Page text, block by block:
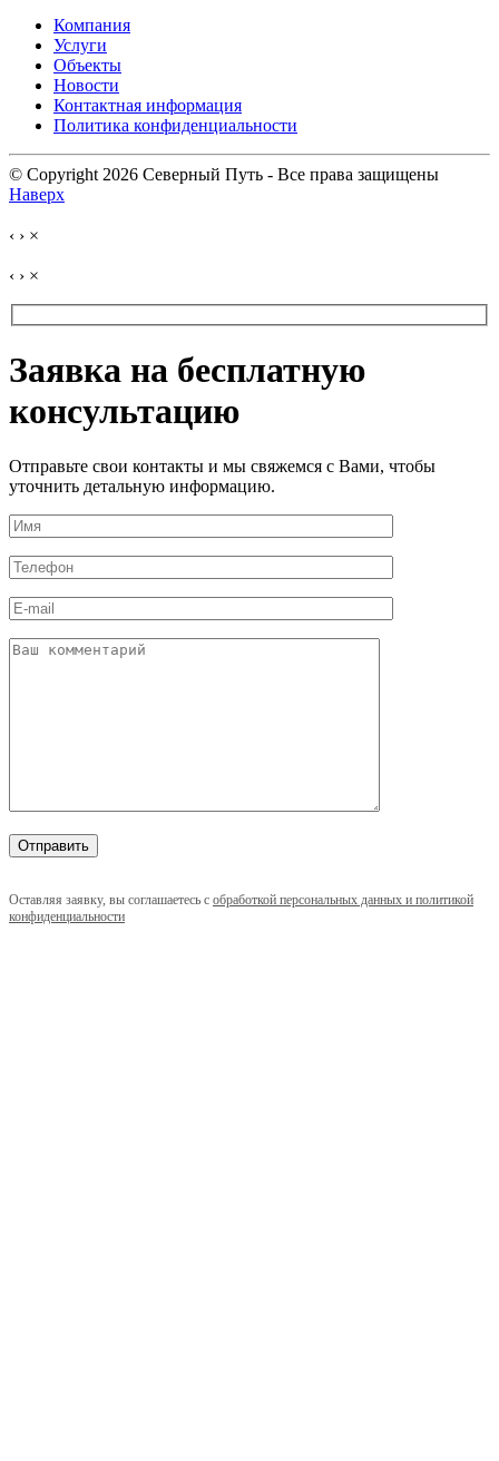
Компания
Услуги
Объекты
Новости
Контактная информация
Политика конфиденциальности
© Copyright 2026 Северный Путь - Все права защищены
Наверх
‹ › ×
‹ › ×
Заявка на бесплатную
консультацию
Отправьте свои контакты и мы свяжемся с Вами, чтобы
уточнить детальную информацию.
Оставляя заявку, вы соглашаетесь с обработкой персональных данных и политикой
конфиденциальности